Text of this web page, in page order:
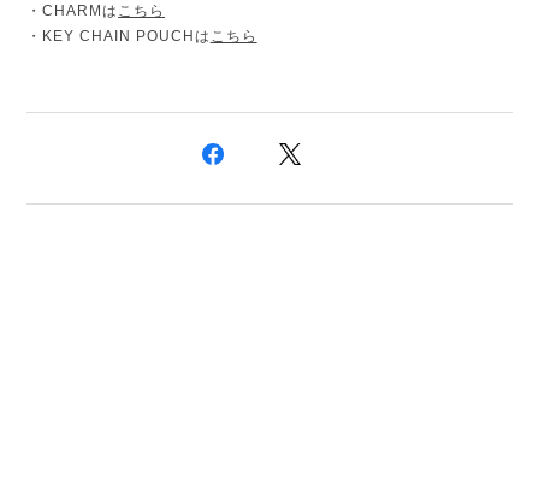
・CHARMは こちら
・KEY CHAIN POUCHは こちら